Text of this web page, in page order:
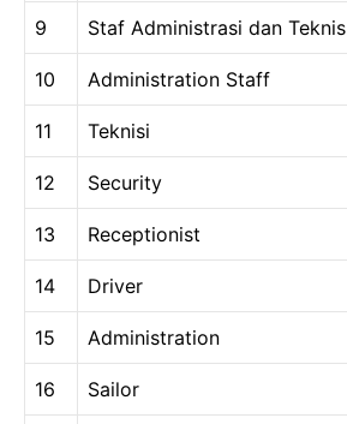
9 Staf Administrasi dan Teknis
10 Administration Staff
11 Teknisi
12 Security
13 Receptionist
14 Driver
15 Administration
16 Sailor